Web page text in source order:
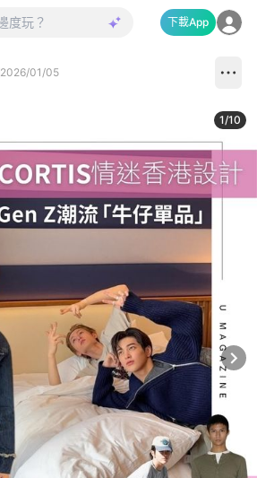
下載App
2026/01/05
1/10